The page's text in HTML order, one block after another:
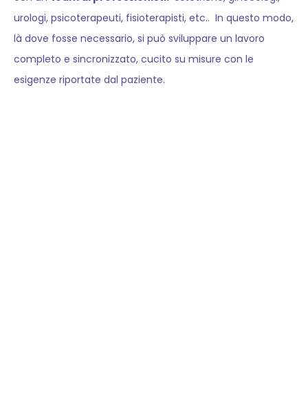
urologi, psicoterapeuti, fisioterapisti, etc.. In questo modo,
là dove fosse necessario, si può sviluppare un lavoro
completo e sincronizzato, cucito su misure con le
esigenze riportate dal paziente.